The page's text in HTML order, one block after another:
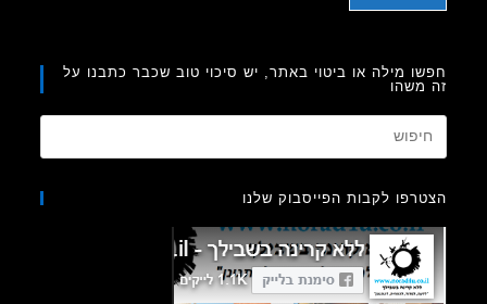
מילה או ביטוי באתר, יש סיכוי טוב שכבר כתבנו על
Escape
לקבות הפייסבוק שלנו